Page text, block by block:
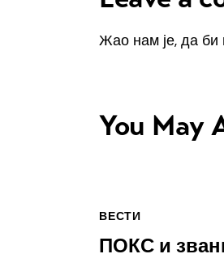
Жао нам је, да би
You May
ВЕСТИ
ПОКС и